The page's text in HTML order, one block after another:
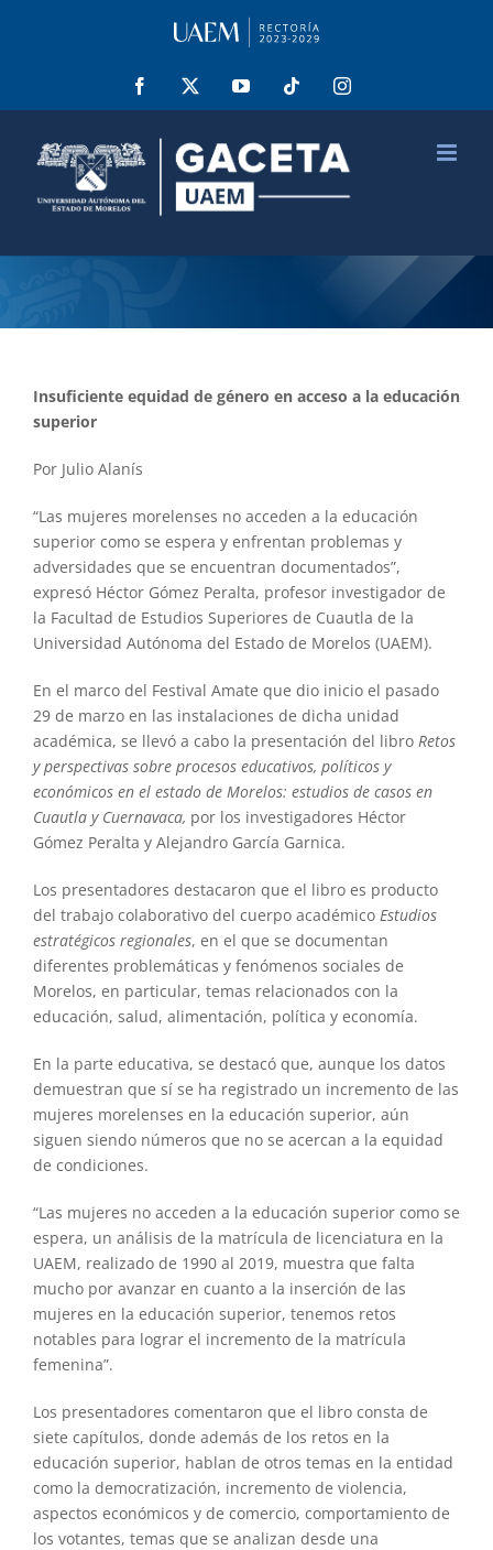
Facebook YouTube Tiktok Instagram
Insuficiente equidad de género en acceso a la educación
superior
Por Julio Alanís
“Las mujeres morelenses no acceden a la educación
superior como se espera y enfrentan problemas y
adversidades que se encuentran documentados”,
expresó Héctor Gómez Peralta, profesor investigador de
la Facultad de Estudios Superiores de Cuautla de la
Universidad Autónoma del Estado de Morelos (UAEM).
En el marco del Festival Amate que dio inicio el pasado
29 de marzo en las instalaciones de dicha unidad
académica, se llevó a cabo la presentación del libro Retos
y perspectivas sobre procesos educativos, políticos y
económicos en el estado de Morelos: estudios de casos en
Cuautla y Cuernavaca, por los investigadores Héctor
Gómez Peralta y Alejandro García Garnica.
Los presentadores destacaron que el libro es producto
del trabajo colaborativo del cuerpo académico Estudios
estratégicos regionales, en el que se documentan
diferentes problemáticas y fenómenos sociales de
Morelos, en particular, temas relacionados con la
educación, salud, alimentación, política y economía.
En la parte educativa, se destacó que, aunque los datos
demuestran que sí se ha registrado un incremento de las
mujeres morelenses en la educación superior, aún
siguen siendo números que no se acercan a la equidad
de condiciones.
“Las mujeres no acceden a la educación superior como se
espera, un análisis de la matrícula de licenciatura en la
UAEM, realizado de 1990 al 2019, muestra que falta
mucho por avanzar en cuanto a la inserción de las
mujeres en la educación superior, tenemos retos
notables para lograr el incremento de la matrícula
femenina”.
Los presentadores comentaron que el libro consta de
siete capítulos, donde además de los retos en la
educación superior, hablan de otros temas en la entidad
como la democratización, incremento de violencia,
aspectos económicos y de comercio, comportamiento de
los votantes, temas que se analizan desde una